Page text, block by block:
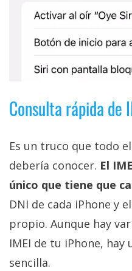
Consulta rápida de
Es un truco que todo
debería conocer. El
único que tiene que
DNI de cada iPhone y
propio. Aunque hay
IMEI de tu iPhone,
sencilla.